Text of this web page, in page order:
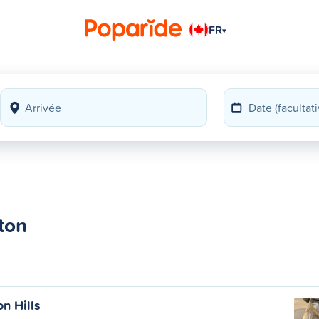
FR▾
Hills